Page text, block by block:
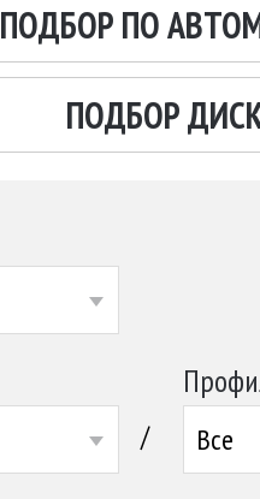
ПОДБОР ПО
ПОДБОР
/ Все